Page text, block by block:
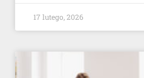
17 lutego, 2026